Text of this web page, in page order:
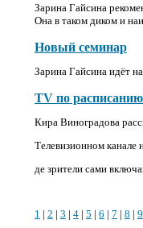
Зарина Гайсина
Она в таком диком и
Новый семинар
Зарина Гайсина идёт
TV по расписанию
Кира Виноградова
Телевизионном канале
де зрители сами
1 | 2 | 3 | 4 | 5 | 6 | 7 | 8 | 9